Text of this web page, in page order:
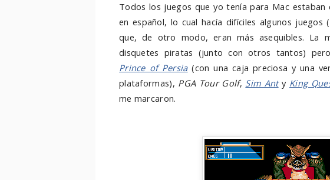
Todos los juegos que yo tenía para Mac
en español, lo cual hacía difíciles algunos juegos
que, de otro modo, eran más asequibles. La
disquetes piratas (junto con otros tantos)
Prince of Persia(con una caja preciosa y una
plataformas), PGA Tour Golf, Sim Anty King
me marcaron.